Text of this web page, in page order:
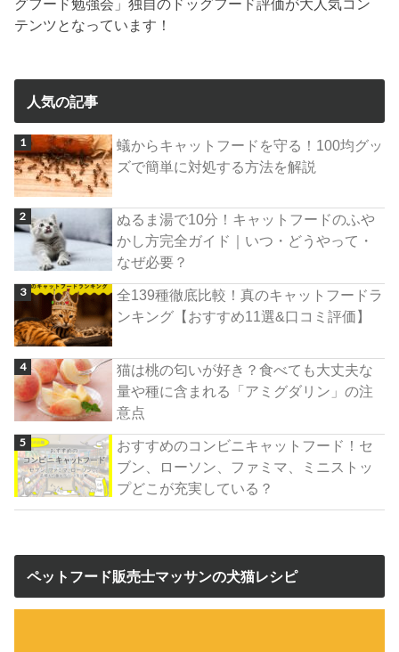
グフード勉強会」独自のドッグフード評価が大人気コン
テンツとなっています！
人気の記事
蟻からキャットフードを守る！100均グッ
ズで簡単に対処する方法を解説
ぬるま湯で10分！キャットフードのふや
かし方完全ガイド｜いつ・どうやって・
なぜ必要？
全139種徹底比較！真のキャットフードラ
ンキング【おすすめ11選&口コミ評価】
猫は桃の匂いが好き？食べても大丈夫な
量や種に含まれる「アミグダリン」の注
意点
おすすめのコンビニキャットフード！セ
ブン、ローソン、ファミマ、ミニストッ
プどこが充実している？
ペットフード販売士マッサンの犬猫レシピ